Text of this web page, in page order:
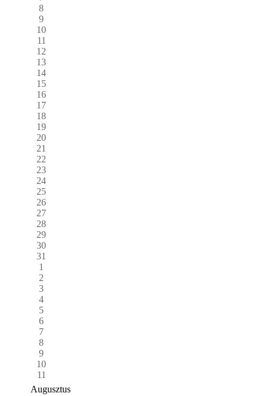
8
9
10
11
12
13
14
15
16
17
18
19
20
21
22
23
24
25
26
27
28
29
30
31
1
2
3
4
5
6
7
8
9
10
11
Augusztus